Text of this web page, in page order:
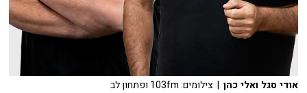
אודי סגל ואלי כהן | צילומים: 103fm ופתחון לב